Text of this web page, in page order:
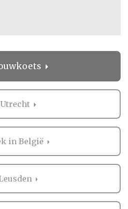
hun zoektocht
vind je op
voor je
als vele andere
bruiloft kan je op
vinden. En heb je
Dan kan je
bij de professional
Utrecht
in België